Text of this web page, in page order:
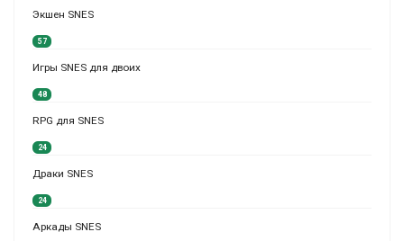
Экшен SNES
57
Игры SNES для двоих
48
RPG для SNES
24
Драки SNES
24
Аркады SNES